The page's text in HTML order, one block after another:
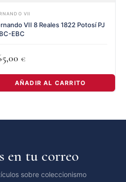
VII
VII 8 Reales 1822 Potosí PJ
EBC
€
AÑADIR AL CARRITO
en tu correo
sobre coleccionismo